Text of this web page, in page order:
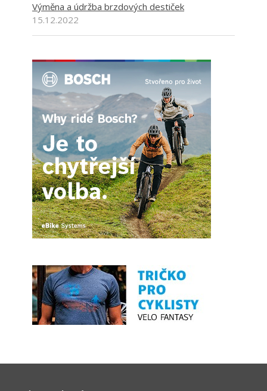
Výměna a údržba brzdových destiček
15.12.2022